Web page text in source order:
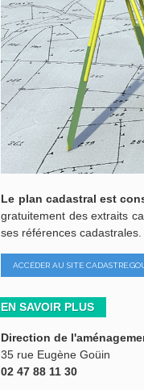
Le plan cadastral est
gratuitement des extraits
ses références cadastrales.
ACCÉDER AU SITE
EN SAVOIR PLUS
Direction de
35 rue Eugène Goüin
02 47 88 11 30